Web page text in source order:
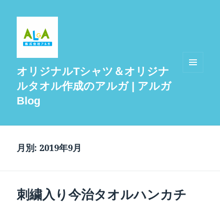
オリジナルTシャツ＆オリジナ
ルタオル作成のアルガ | アルガ
Blog
月別: 2019年9月
刺繍入り今治タオルハンカチ